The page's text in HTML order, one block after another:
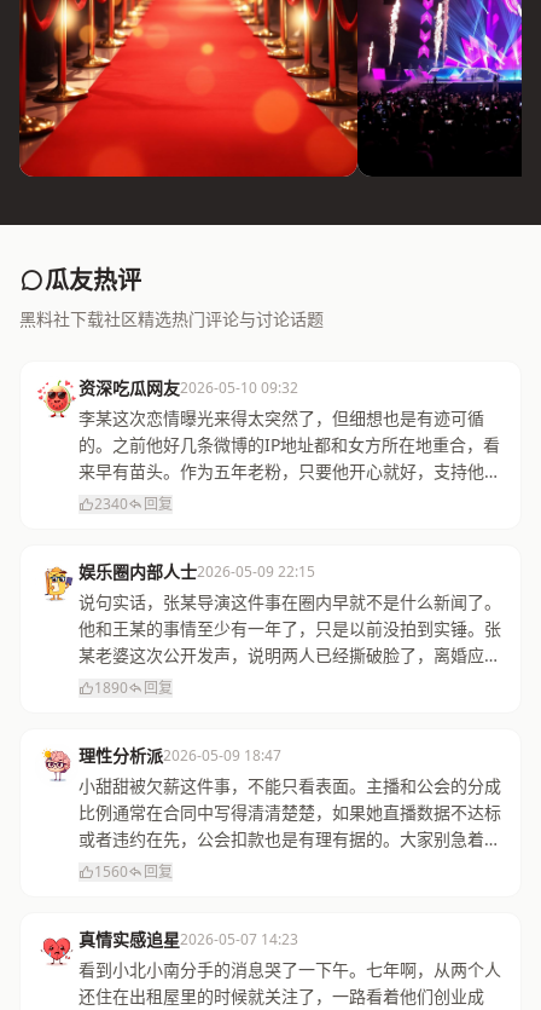
瓜友热评
黑料社下载社区精选热门评论与讨论话题
资深吃瓜网友2026-05-10 09:32
李某这次恋情曝光来得太突然了，但细想也是有迹可循
的。之前他好几条微博的IP地址都和女方所在地重合，看
来早有苗头。作为五年老粉，只要他开心就好，支持他的
选择！
2340 回复
娱乐圈内部人士2026-05-09 22:15
说句实话，张某导演这件事在圈内早就不是什么新闻了。
他和王某的事情至少有一年了，只是以前没拍到实锤。张
某老婆这次公开发声，说明两人已经撕破脸了，离婚应该
是迟早的事。黑料社下载的消息很准。
1890 回复
理性分析派2026-05-09 18:47
小甜甜被欠薪这件事，不能只看表面。主播和公会的分成
比例通常在合同中写得清清楚楚，如果她直播数据不达标
或者违约在先，公会扣款也是有理有据的。大家别急着站
队，等双方都把证据摆出来再说。
1560 回复
真情实感追星2026-05-07 14:23
看到小北小南分手的消息哭了一下午。七年啊，从两个人
还住在出租屋里的时候就关注了，一路看着他们创业成